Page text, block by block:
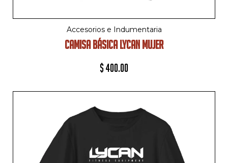
Accesorios e Indumentaria
CAMISA BÁSICA LYCAN MUJER
$400.00